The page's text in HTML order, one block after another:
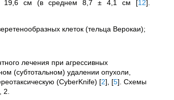
19,6 см (в среднем 8,7 ± 4,1 см [12]
клеток (тельца Верокаи);
лечения при агрессивных
(субтотальном) удалении опухоли,
(СyberKnife) [2] [5] . Схемы
2.